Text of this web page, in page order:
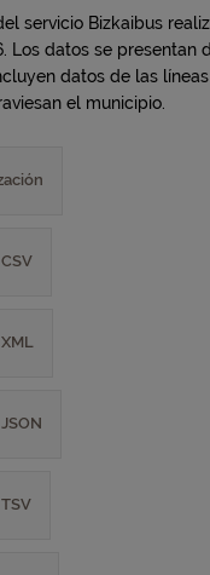
servicio Bizkaibus
Los datos se presentan
datos de las
el municipio.